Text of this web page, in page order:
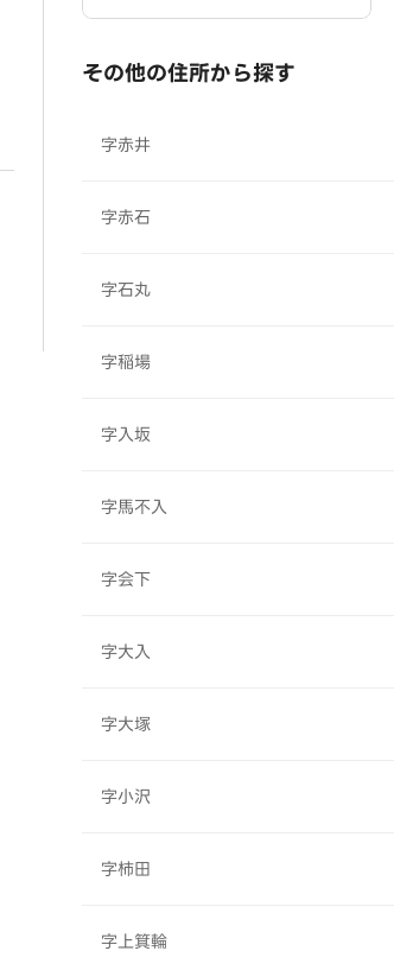
その他の住所から探す
字赤井
字赤石
字石丸
字稲場
字入坂
字馬不入
字会下
字大入
字大塚
字小沢
字柿田
字上箕輪